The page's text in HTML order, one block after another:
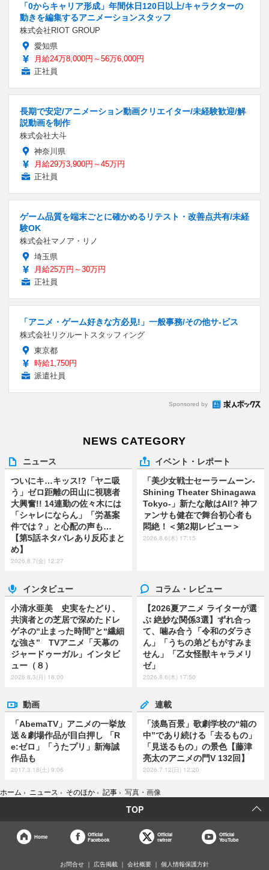
「0からキャリア形成」年間休日120日以上/キャラクターの
動きを編集するアニメーションスタッフ
株式会社RIOT GROUP
愛知県
月給24万8,000円～56万6,000円
正社員
長期で安定/アニメーション動画クリエイター/未経験歓迎/解
説動画を制作
株式会社大斗
神奈川県
月給29万3,900円～45万円
正社員
ゲーム品質を端末ごとに確かめるリテスト・改善点共有/未経
験OK
株式会社マノア・リノ
埼玉県
月給25万円～30万円
正社員
「アニメ・ゲーム好きな方必見!」一般事務/その他サ-ビス
株式会社リクルートスタッフィング
東京都
時給1,750円
派遣社員
Sponsored by
NEWS CATEGORY
ニュース
ついにキ…キッス!?「ヤニ吸
う」ゼロ距離の田山に視聴者
大興奮!! 14連勤の佐々木には
「シャレにならん」「労基案
件では？」と心配の声も…
【第5話ネタバレあり反応まと
め】
2026.8.7(金) 12:27
イベント・レポート
「美少女戦士セーラームーン-
Shining Theater Shinagawa
Tokyo-」新たな敵はAI!? 神フ
ァンサも健在で舞台初心者も
悶絶！＜第2期レビュー＞
2026.8.6(木) 17:15
インタビュー
小清水亜美 史実をたどり、
共演者との芝居で深めたドレ
ゲネの“止まった時間”と“繊細
な強さ” TVアニメ「天幕の
ジャードゥーガル」インタビ
ュー（８）
2026.8.3(月) 18:00
コラム・レビュー
【2026夏アニメ ライターが選
ぶ 絶妙な関係3選】ずれ合っ
て、噛み合う「令和のダラさ
ん」「うちの弟どもがすみま
せん」「乙女怪獣キャラメリ
ゼ」
2026.8.6(木) 17:50
動画
「AbemaTV」アニメの一挙放
送＆劇場作品が目白押し 「R
e:ゼロ」「うたプリ」新海誠
作品も
2017.3.18(土) 9:06
連載
「淡島百景」歌劇学校の“箱の
中”であり続ける「去るもの」
「見送るもの」の景色【藤津
亮太のアニメの門V 132回】
2026.7.12(日) 12:20
ホーム › ニュース › そのほか › 記事 › 写真・画像
TOP
Home
Official
Facebook
Official
twitter
Official
YouTube
お問合せ 広告掲載 会社概要 個人情報保護方針